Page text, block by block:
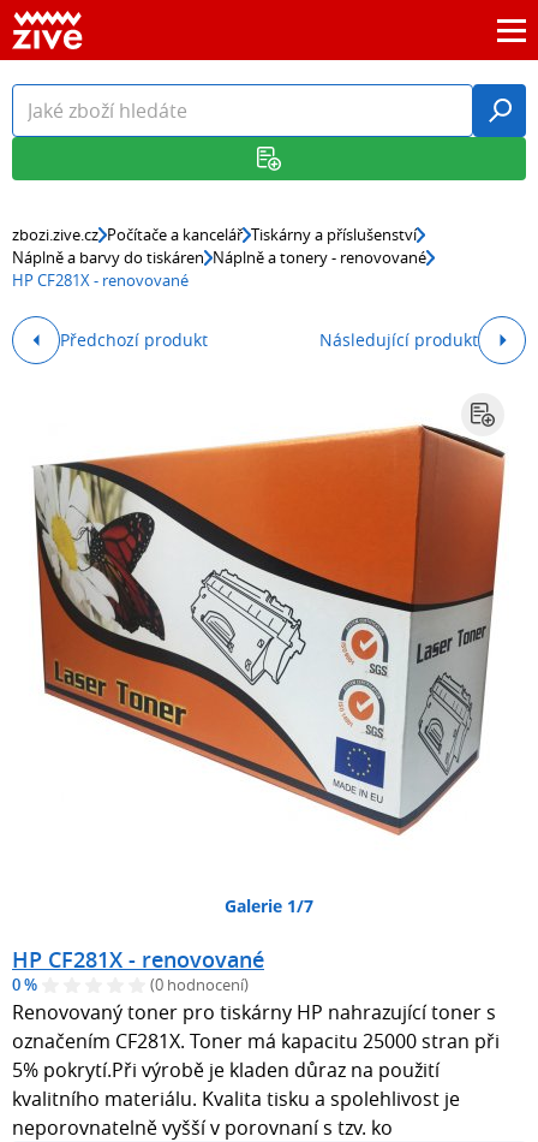
zbozi.zive.cz Počítače a kancelář Tiskárny a příslušenství
Náplně a barvy do tiskáren Náplně a tonery - renovované
HP CF281X - renovované
Předchozí produkt Následující produkt
Galerie 1/7
HP CF281X - renovované
0 % (0 hodnocení)
Renovovaný toner pro tiskárny HP nahrazující toner s
označením CF281X. Toner má kapacitu 25000 stran při
5% pokrytí.Při výrobě je kladen důraz na použití
kvalitního materiálu. Kvalita tisku a spolehlivost je
neporovnatelně vyšší v porovnaní s tzv. ko